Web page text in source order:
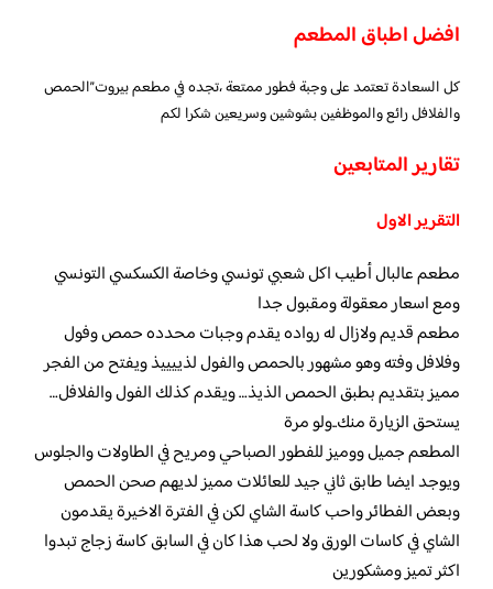
افضل اطباق المطعم
كل السعادة تعتمد على وجبة فطور ممتعة ،تجده في مطعم بيروت”الحمص
والفلافل رائع والموظفين بشوشين وسريعين شكرا لكم
تقارير المتابعين
التقرير الاول
مطعم عالبال أطيب اكل شعبي تونسي وخاصة الكسكسي التونسي
ومع اسعار معقولة ومقبول جدا
مطعم قديم ولازال له رواده يقدم وجبات محدده حمص وفول
وفلافل وفته وهو مشهور بالحمص والفول لذييييذ ويفتح من الفجر
مميز بتقديم بطبق الحمص الذيذ… ويقدم كذلك الفول والفلافل…
يستحق الزيارة منك..ولو مرة
المطعم جميل ووميز للفطور الصباحي ومريح في الطاولات والجلوس
ويوجد ايضا طابق ثاني جيد للعائلات مميز لديهم صحن الحمص
وبعض الفطائر واحب كاسة الشاي لكن في الفترة الاخيرة يقدمون
الشاي في كاسات الورق ولا لحب هذا كان في السابق كاسة زجاج تبدوا
اكثر تميز ومشكورين